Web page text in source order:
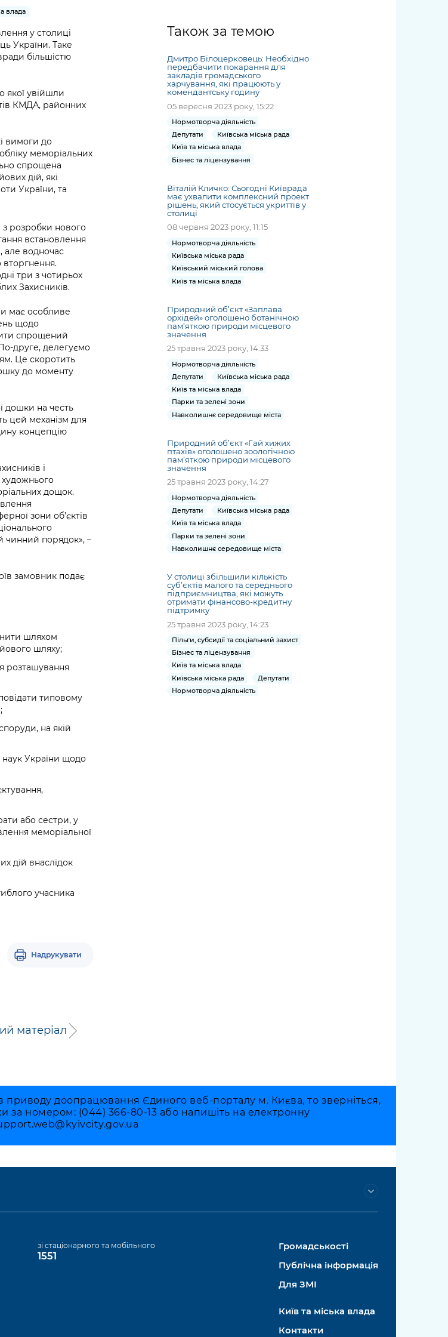
громадян
Гендерна політика
Безбар'єрність
Київська міська військова
адміністрація
Безпека та
правопорядок
Іноземцям / For
Цифровий
Важливе під час
воєнного стану
Контактний центр
«Партнерство
«Відкритий Уряд» –
місцевий рівень»
Важливе під час
воєнного стану
обмеженим
доступом
Проекти
правових та
інших актів
оскарження
бездіяльності
розпорядників
інформації
Звіти про
опрацювання
запитів на
Публічні
анонси від
Subscribe
announce
ments
from the
запит /
a media
request
under
влада
у столиці
України. Таке
більшістю
якої увійшли
КМДА, районних
вимоги до
меморіальних
спрощена
дій, які
України, та
з розробки нового
встановлення
але водночас
вторгнення.
три з чотирьох
Захисників.
має особливе
щодо
спрощений
друге, делегуємо
Це скоротить
до моменту
дошки на честь
цей механізм для
концепцію
і
дощок.
зони об’єктів
чинний порядок», –
замовник подає
шляхом
шляху;
розташування
типовому
на якій
наук України щодо
або сестри, у
меморіальної
дій внаслідок
учасника
Надрукувати
матеріал
Також за темою
Дмитро Білоцерковець: Необхідно
передбачити покарання для
закладів громадського
харчування, які працюють у
комендантську годину
05 вересня 2023 року, 15:22
Нормотворча діяльність
Депутати
Київська міська рада
Київ та міська влада
Бізнес та ліцензування
Віталій Кличко: Сьогодні Київрада
має ухвалити комплексний проект
рішень, який стосується укриттів у
столиці
08 червня 2023 року, 11:15
Нормотворча діяльність
Київська міська рада
Київський міський голова
Київ та міська влада
Природний об’єкт «Заплава
орхідей» оголошено ботанічною
пам’яткою природи місцевого
значення
25 травня 2023 року, 14:33
Нормотворча діяльність
Депутати
Київська міська рада
Київ та міська влада
Парки та зелені зони
Навколишнє середовище міста
Природний об’єкт «Гай хижих
птахів» оголошено зоологічною
пам’яткою природи місцевого
значення
25 травня 2023 року, 14:27
Нормотворча діяльність
Депутати
Київська міська рада
Київ та міська влада
Парки та зелені зони
Навколишнє середовище міста
У столиці збільшили кількість
суб’єктів малого та середнього
підприємництва, які можуть
отримати фінансово-кредитну
підтримку
25 травня 2023 року, 14:23
Пільги, субсидії та соціальний захист
Бізнес та ліцензування
Київ та міська влада
Київська міська рада
Депутати
Нормотворча діяльність
доопрацювання Єдиного веб-порталу м. Києва, то зверніться,
за номером: (044) 366-80-13 або напишіть на електронну
зі стаціонарного та мобільного
1551
Громадськості
Публічна інформація
Для ЗМІ
Київ та міська влада
Контакти